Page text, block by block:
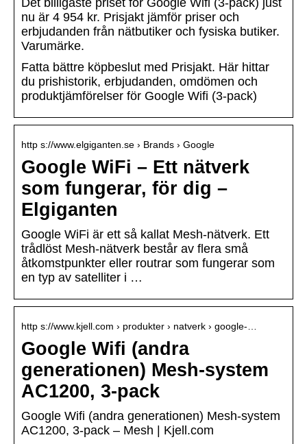
Det billigaste priset för Google Wifi (3-pack) just
nu är 4 954 kr. Prisjakt jämför priser och
erbjudanden från nätbutiker och fysiska butiker.
Varumärke.
Fatta bättre köpbeslut med Prisjakt. Här hittar
du prishistorik, erbjudanden, omdömen och
produktjämförelser för Google Wifi (3-pack)
http s://www.elgiganten.se › Brands › Google
Google WiFi – Ett nätverk
som fungerar, för dig –
Elgiganten
Google WiFi är ett så kallat Mesh-nätverk. Ett
trådlöst Mesh-nätverk består av flera små
åtkomstpunkter eller routrar som fungerar som
en typ av satelliter i …
http s://www.kjell.com › produkter › natverk › google-…
Google Wifi (andra
generationen) Mesh-system
AC1200, 3-pack
Google Wifi (andra generationen) Mesh-system
AC1200, 3-pack – Mesh | Kjell.com